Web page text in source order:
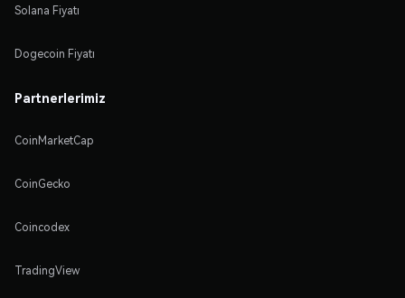
Solana Fiyatı
Dogecoin Fiyatı
Partnerlerimiz
CoinMarketCap
CoinGecko
Coincodex
TradingView